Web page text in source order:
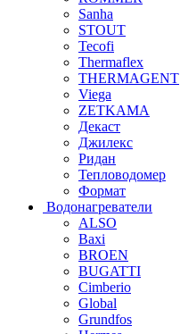
Sanha
STOUT
Tecofi
Thermaflex
THERMAGENT
Viega
ZETKAMA
Декаст
Джилекс
Ридан
Тепловодомер
Формат
Водонагреватели
ALSO
Baxi
BROEN
BUGATTI
Cimberio
Global
Grundfos